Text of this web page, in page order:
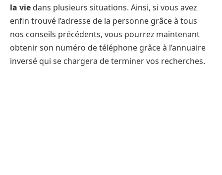
la vie dans plusieurs situations. Ainsi, si vous avez
enfin trouvé l’adresse de la personne grâce à tous
nos conseils précédents, vous pourrez maintenant
obtenir son numéro de téléphone grâce à l’annuaire
inversé qui se chargera de terminer vos recherches.